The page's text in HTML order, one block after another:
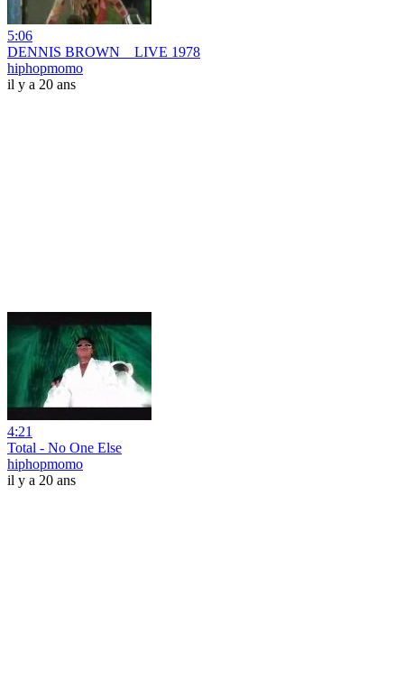
5:06
DENNIS BROWN _ LIVE 1978
hiphopmomo
il y a 20 ans
4:21
Total - No One Else
hiphopmomo
il y a 20 ans